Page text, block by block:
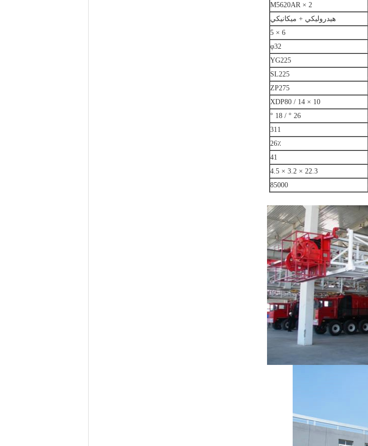
2 × M5620AR
هيدروليكي + ميكانيكي
6 × 5
φ32
YG225
SL225
ZP275
XDP80 / 14 × 10
26 ° / 18 °
311
26٪
41
22.3 × 3.2 × 4.5
85000